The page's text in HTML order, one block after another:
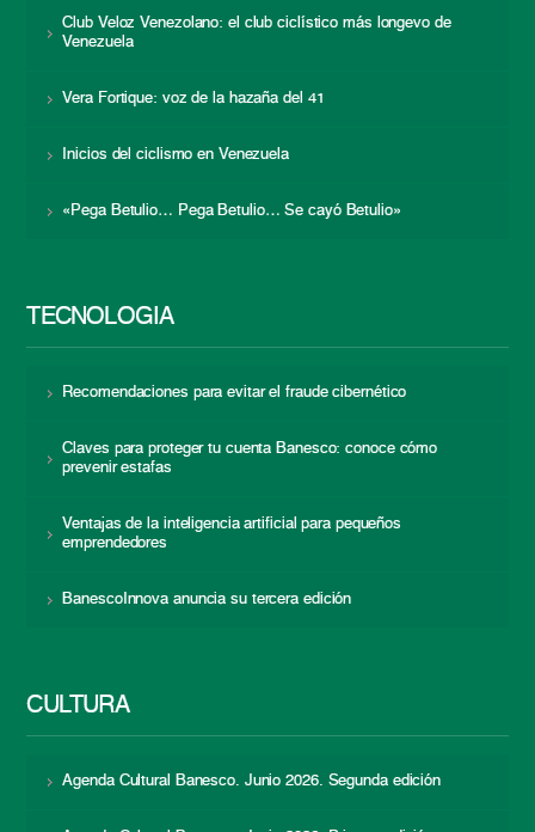
Club Veloz Venezolano: el club ciclístico más longevo de
Venezuela
Vera Fortique: voz de la hazaña del 41
Inicios del ciclismo en Venezuela
«Pega Betulio… Pega Betulio… Se cayó Betulio»
TECNOLOGÍA
Recomendaciones para evitar el fraude cibernético
Claves para proteger tu cuenta Banesco: conoce cómo
prevenir estafas
Ventajas de la inteligencia artificial para pequeños
emprendedores
BanescoInnova anuncia su tercera edición
CULTURA
Agenda Cultural Banesco. Junio 2026. Segunda edición